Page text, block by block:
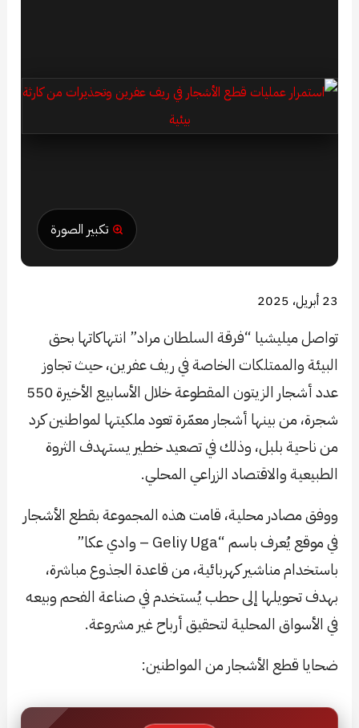
تكبير الصورة
23 أبريل، 2025
تواصل ميليشيا “فرقة السلطان مراد” انتهاكاتها بحق
البيئة والممتلكات الخاصة في ريف عفرين، حيث تجاوز
عدد أشجار الزيتون المقطوعة خلال الأسابيع الأخيرة 550
شجرة، من بينها أشجار معمّرة تعود ملكيتها لمواطنين كرد
من ناحية بلبل، وذلك في تصعيد خطير يستهدف الثروة
الطبيعية والاقتصاد الزراعي المحلي.
ووفق مصادر محلية، قامت هذه المجموعة بقطع الأشجار
في موقع يُعرف باسم “Geliy Uga – وادي عكا”
باستخدام مناشير كهربائية، من قاعدة الجذوع مباشرة،
بهدف تحويلها إلى حطب يُستخدم في صناعة الفحم وبيعه
في الأسواق المحلية لتحقيق أرباح غير مشروعة.
ضحايا قطع الأشجار من المواطنين: